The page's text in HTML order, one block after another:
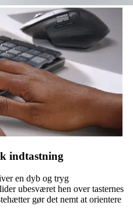
indtastning
en dyb og tryg
ubesværet hen over tasternes
gør det nemt at orientere